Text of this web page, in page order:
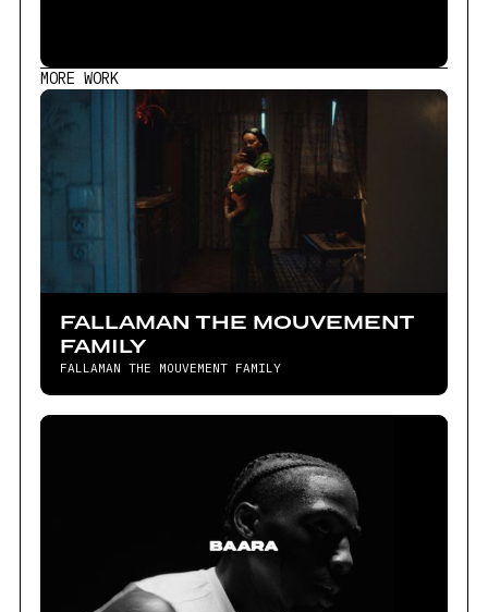
MORE WORK
FALLAMAN THE MOUVEMENT
FAMILY
FALLAMAN THE MOUVEMENT FAMILY